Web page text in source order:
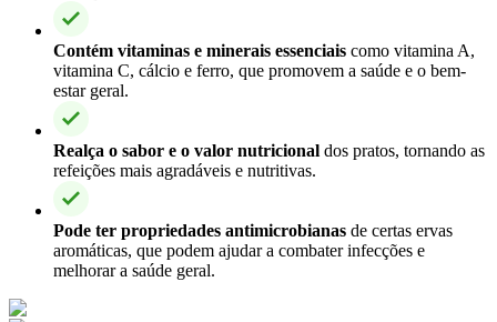
Contém vitaminas e minerais essenciais como vitamina A,
vitamina C, cálcio e ferro, que promovem a saúde e o bem-
estar geral.
Realça o sabor e o valor nutricional dos pratos, tornando as
refeições mais agradáveis e nutritivas.
Pode ter propriedades antimicrobianas de certas ervas
aromáticas, que podem ajudar a combater infecções e
melhorar a saúde geral.